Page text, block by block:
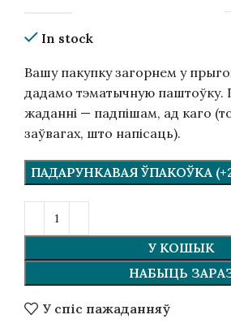
In stock
Вашу пакупку загорнем у
дадамо тэматычную
жаданні — падпішам, ад каго
заўвагах, што напісаць).
ПАДАРУНКАВАЯ ЎПАКОЎКА
У КОШЫК
НАБЫЦЬ
У спіс пажаданняў